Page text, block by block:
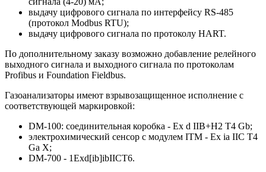
выдачу цифрового сигнала по интерфейсу RS-485
(протокол Modbus RTU);
выдачу цифрового сигнала по протоколу HART.
По дополнительному заказу возможно добавление релейного
выходного сигнала и выходного сигнала по протоколам
Profibus и Foundation Fieldbus.
Газоанализаторы имеют взрывозащищенное исполнение с
соответствующей маркировкой:
DM-100: соединительная коробка - Ex d IIB+H2 T4 Gb;
электрохимический сенсор с модулем ITM - Ex ia IIC T4
Ga X;
DM-700 - 1Exd[ib]ibIICT6.